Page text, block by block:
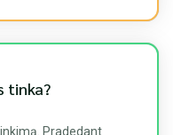
tinka?
Pradedant